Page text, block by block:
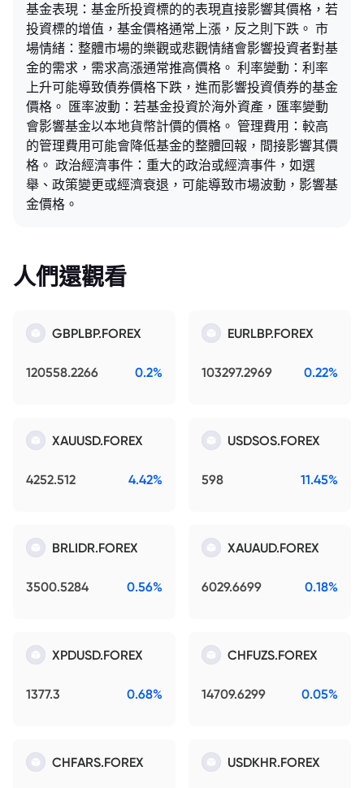
基金表現：基金所投資標的的表現直接影響其價格，若
投資標的增值，基金價格通常上漲，反之則下跌。 市
場情緒：整體市場的樂觀或悲觀情緒會影響投資者對基
金的需求，需求高漲通常推高價格。 利率變動：利率
上升可能導致債券價格下跌，進而影響投資債券的基金
價格。 匯率波動：若基金投資於海外資產，匯率變動
會影響基金以本地貨幣計價的價格。 管理費用：較高
的管理費用可能會降低基金的整體回報，間接影響其價
格。 政治經濟事件：重大的政治或經濟事件，如選
舉、政策變更或經濟衰退，可能導致市場波動，影響基
金價格。
人們還觀看
GBPLBP.FOREX
120558.2266 0.2%
EURLBP.FOREX
103297.2969 0.22%
XAUUSD.FOREX
4252.512 4.42%
USDSOS.FOREX
598 11.45%
BRLIDR.FOREX
3500.5284 0.56%
XAUAUD.FOREX
6029.6699 0.18%
XPDUSD.FOREX
1377.3 0.68%
CHFUZS.FOREX
14709.6299 0.05%
CHFARS.FOREX USDKHR.FOREX